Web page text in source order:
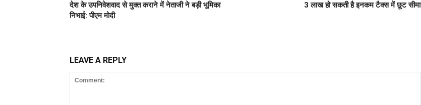
देश के उपनिवेशवाद से मुक्त कराने में नेताजी ने बड़ी भूमिका
निभाई: पीएम मोदी
3 लाख हो सकती है इनकम टैक्स में छूट सीमा
LEAVE A REPLY